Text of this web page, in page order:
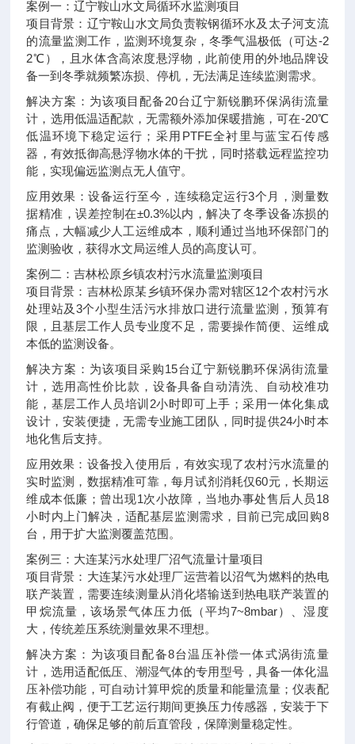
案例一：辽宁鞍山水文局循环水监测项目
项目背景：辽宁鞍山水文局负责鞍钢循环水及太子河支流
的流量监测工作，监测环境复杂，冬季气温极低（可达-2
2℃），且水体含高浓度悬浮物，此前使用的外地品牌设
备一到冬季就频繁冻损、停机，无法满足连续监测需求。
解决方案：为该项目配备20台辽宁新锐鹏环保涡街流量
计，选用低温适配款，无需额外添加保暖措施，可在-20℃
低温环境下稳定运行；采用PTFE全衬里与蓝宝石传感
器，有效抵御高悬浮物水体的干扰，同时搭载远程监控功
能，实现偏远监测点无人值守。
应用效果：设备运行至今，连续稳定运行3个月，测量数
据精准，误差控制在±0.3%以内，解决了冬季设备冻损的
痛点，大幅减少人工运维成本，顺利通过当地环保部门的
监测验收，获得水文局运维人员的高度认可。
案例二：吉林松原乡镇农村污水流量监测项目
项目背景：吉林松原某乡镇环保办需对辖区12个农村污水
处理站及3个小型生活污水排放口进行流量监测，预算有
限，且基层工作人员专业度不足，需要操作简便、运维成
本低的监测设备。
解决方案：为该项目采购15台辽宁新锐鹏环保涡街流量
计，选用高性价比款，设备具备自动清洗、自动校准功
能，基层工作人员培训2小时即可上手；采用一体化集成
设计，安装便捷，无需专业施工团队，同时提供24小时本
地化售后支持。
应用效果：设备投入使用后，有效实现了农村污水流量的
实时监测，数据精准可靠，每月试剂消耗仅60元，长期运
维成本低廉；曾出现1次小故障，当地办事处售后人员18
小时内上门解决，适配基层监测需求，目前已完成回购8
台，用于扩大监测覆盖范围。
案例三：大连某污水处理厂沼气流量计量项目
项目背景：大连某污水处理厂运营着以沼气为燃料的热电
联产装置，需要连续测量从消化塔输送到热电联产装置的
甲烷流量，该场景气体压力低（平均7~8mbar）、湿度
大，传统差压系统测量效果不理想。
解决方案：为该项目配备8台温压补偿一体式涡街流量
计，选用适配低压、潮湿气体的专用型号，具备一体化温
压补偿功能，可自动计算甲烷的质量和能量流量；仪表配
有截止阀，便于工艺运行期间更换压力传感器，安装于下
行管道，确保足够的前后直管段，保障测量稳定性。